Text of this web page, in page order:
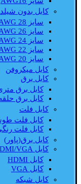
کابل بدون شیلد
سایز AWG 28
سایز AWG 26
سایز AWG 24
سایز AWG 22
سایز AWG 20
کابل میکروفن
کابل برق
کابل برق
کابل برق
کابل فلت
کابل فلت
کابل فلت
کابل برق(پاور)
کابل HDMI/VGA
کابل HDMI
کابل VGA
کابل شبکه